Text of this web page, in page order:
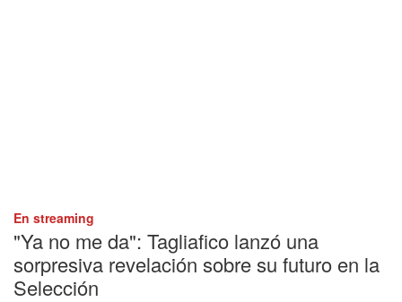
En streaming
"Ya no me da": Tagliafico lanzó una
sorpresiva revelación sobre su futuro en la
Selección